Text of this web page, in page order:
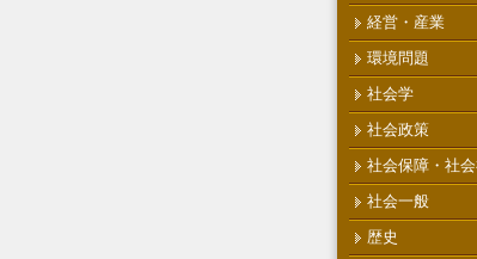
経営・産業
環境問題
社会学
社会政策
社会保障・社
社会一般
歴史